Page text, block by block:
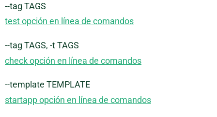
--tag TAGS
test opción en línea de comandos
--tag TAGS, -t TAGS
check opción en línea de comandos
--template TEMPLATE
startapp opción en línea de comandos